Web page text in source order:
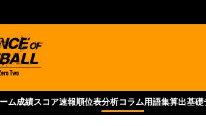
ム成績スコア速報順位表分析コラム用語集算出基礎